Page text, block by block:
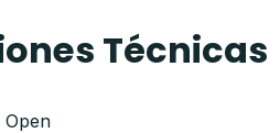
Técnicas